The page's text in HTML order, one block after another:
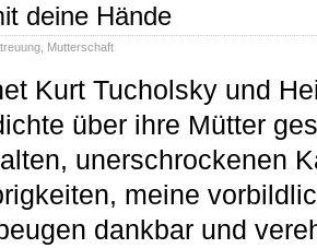
deine Hände
Mutterschaft
Kurt Tucholsky und
über ihre Mütter
unerschrockenen
meine
dankbar und